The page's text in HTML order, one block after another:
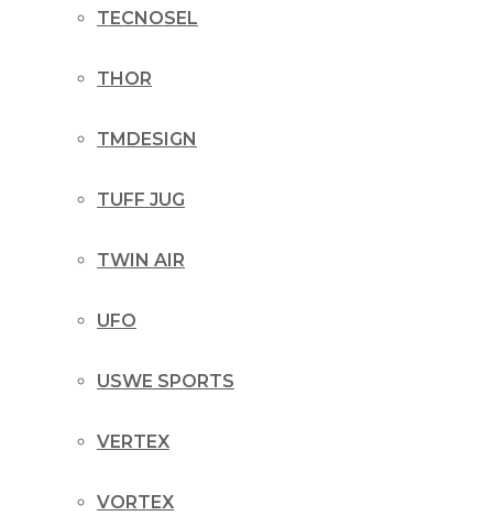
TECNOSEL
THOR
TMDESIGN
TUFF JUG
TWIN AIR
UFO
USWE SPORTS
VERTEX
VORTEX